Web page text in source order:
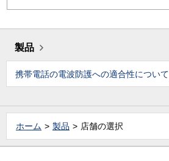
製品
携帯電話の電波防護への適合性について
ホーム 製品 店舗の選択